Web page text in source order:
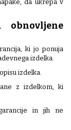
da ukrepa v
obnovljene
ki jo ponuja
izdelka.
izdelka.
z izdelkom, ki
in jih ne